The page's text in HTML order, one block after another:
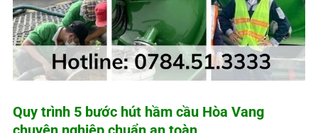
Quy trình 5 bước hút hầm cầu Hòa Vang